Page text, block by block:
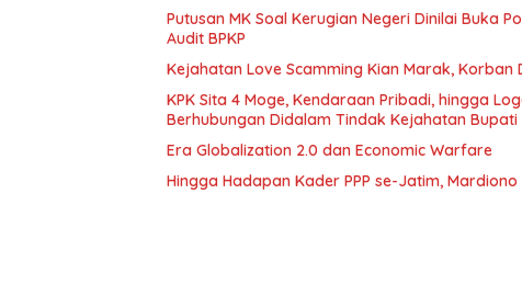
Putusan MK Soal Kerugian Negeri Dinilai Buka
Audit BPKP
Kejahatan Love Scamming Kian Marak,
KPK Sita 4 Moge, Kendaraan Pribadi, hingga
Berhubungan Didalam Tindak Kejahatan Bupati
Era Globalization 2.0 dan Economic Warfare
Hingga Hadapan Kader PPP se-Jatim,